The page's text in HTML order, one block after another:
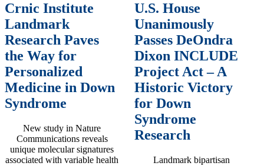
Crnic Institute
Landmark
Research Paves
the Way for
Personalized
Medicine in Down
Syndrome
New study in Nature
Communications reveals
unique molecular signatures
associated with variable health
U.S. House
Unanimously
Passes DeOndra
Dixon INCLUDE
Project Act – A
Historic Victory
for Down
Syndrome
Research
Landmark bipartisan